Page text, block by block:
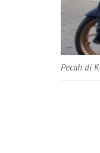
Pecah di